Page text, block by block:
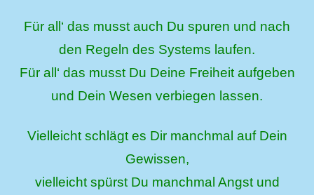
Für all‘ das musst auch Du spuren und nach
den Regeln des Systems laufen.
Für all‘ das musst Du Deine Freiheit aufgeben
und Dein Wesen verbiegen lassen.
Vielleicht schlägt es Dir manchmal auf Dein
Gewissen,
vielleicht spürst Du manchmal Angst und